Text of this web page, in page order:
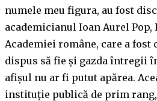
numele meu figura, au fost
academicianul Ioan Aurel Pop,
Academiei române, care a fost
dispus să fie și gazda întregii
afișul nu ar fi putut apărea.
instituție publică de prim